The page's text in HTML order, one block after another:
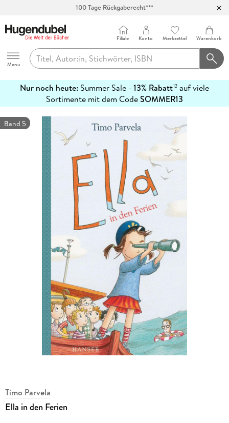
100 Tage Rückgaberecht***
Hugendubel
Menu
Filiale Konto Merkzettel Warenkorb
Nur noch heute: Summer Sale - 13% Rabatt12 auf viele
Sortimente mit dem CodeSOMMER13
erfahren
Band 5
Timo Parvela
Ella in den Ferien